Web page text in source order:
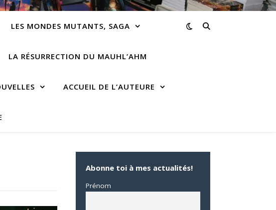
LES MONDES MUTANTS, SAGA
LA RÉSURRECTION DU MAUHL’AHM
ACCUEIL DE L’AUTEURE
Abonne toi à mes actualités!
Prénom